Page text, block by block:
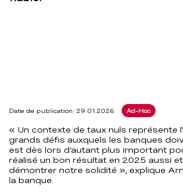
Date de publication: 29.01.2026 Ad-Hoc
« Un contexte de taux nuls représente
grands défis auxquels les banques
est dès lors d’autant plus important
réalisé un bon résultat en 2025 aussi et
démontrer notre solidité », explique
la banque.